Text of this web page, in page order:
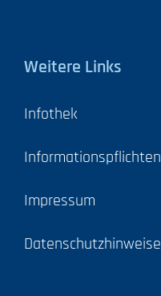
Weitere Links
Infothek
Informationspflichten
Impressum
Datenschutzhinweise